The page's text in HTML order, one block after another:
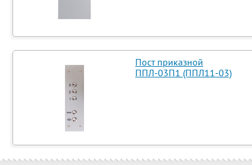
Пост приказной
ППЛ-03П1 (ППЛ11-03)